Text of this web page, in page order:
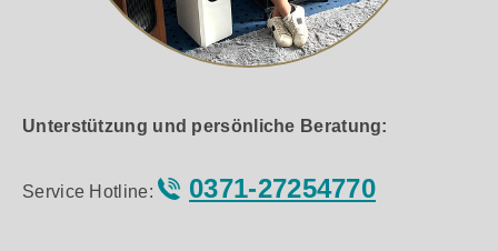
Unterstützung und persönliche Beratung:
Service Hotline: 0371-27254770